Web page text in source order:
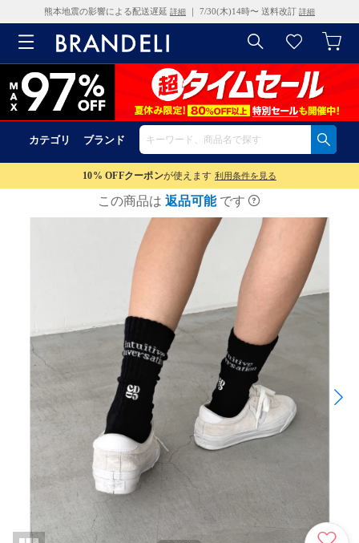
熊本地震の影響による配送遅延 詳細 ｜ 7/30(木)14時〜 送料改訂 詳細
カテゴリ ブランド
10% OFFクーポンが使えます 利用条件を見る
この商品は 返品可能 です